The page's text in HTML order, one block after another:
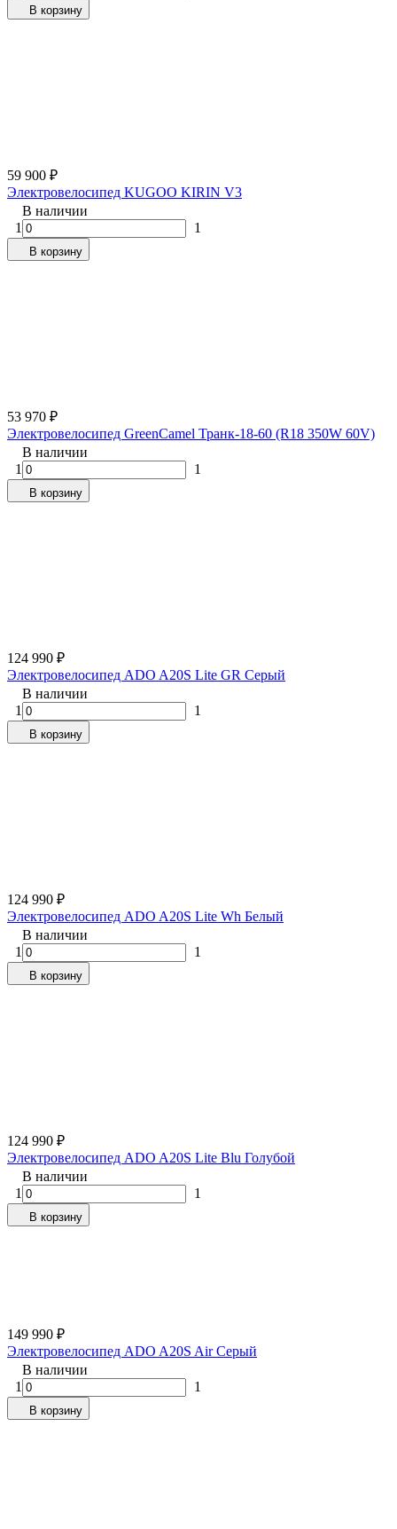
В корзину
59 900 ₽
Электровелосипед KUGOO KIRIN V3
В наличии
1
1
В корзину
53 970 ₽
Электровелосипед GreenCamel Транк-18-60 (R18 350W 60V)
В наличии
1
1
В корзину
124 990 ₽
Электровелосипед ADO A20S Lite GR Серый
В наличии
1
1
В корзину
124 990 ₽
Электровелосипед ADO A20S Lite Wh Белый
В наличии
1
1
В корзину
124 990 ₽
Электровелосипед ADO A20S Lite Blu Голубой
В наличии
1
1
В корзину
149 990 ₽
Электровелосипед ADO A20S Air Серый
В наличии
1
1
В корзину